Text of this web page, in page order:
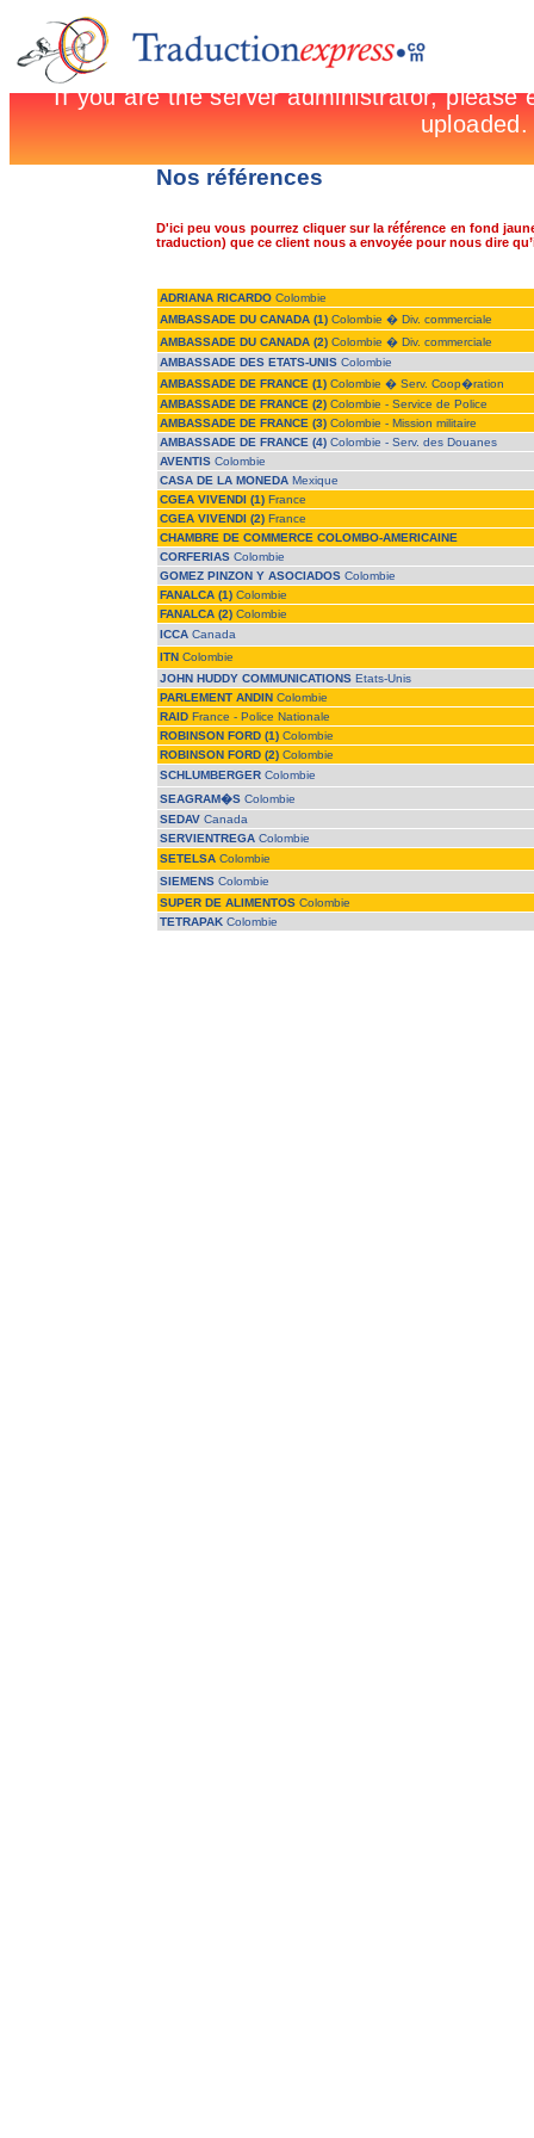
Nos références
D'ici peu vous pourrez cliquer sur la référence en fond
traduction) que ce client nous a envoyée pour nous dire
ADRIANA RICARDO Colombie
AMBASSADE DU CANADA (1) Colombie � Div. commerciale
AMBASSADE DU CANADA (2) Colombie � Div. commerciale
AMBASSADE DES ETATS-UNIS Colombie
AMBASSADE DE FRANCE (1) Colombie � Serv. Coop�ration
AMBASSADE DE FRANCE (2) Colombie - Service de Police
AMBASSADE DE FRANCE (3) Colombie - Mission militaire
AMBASSADE DE FRANCE (4) Colombie - Serv. des Douanes
AVENTIS Colombie
CASA DE LA MONEDA Mexique
CGEA VIVENDI (1) France
CGEA VIVENDI (2) France
CHAMBRE DE COMMERCE COLOMBO-AMERICAINE
CORFERIAS Colombie
GOMEZ PINZON Y ASOCIADOS Colombie
FANALCA (1) Colombie
FANALCA (2) Colombie
ICCA Canada
ITN Colombie
JOHN HUDDY COMMUNICATIONS Etats-Unis
PARLEMENT ANDIN Colombie
RAID France - Police Nationale
ROBINSON FORD (1) Colombie
ROBINSON FORD (2) Colombie
SCHLUMBERGER Colombie
SEAGRAM�S Colombie
SEDAV Canada
SERVIENTREGA Colombie
SETELSA Colombie
SIEMENS Colombie
SUPER DE ALIMENTOS Colombie
TETRAPAK Colombie